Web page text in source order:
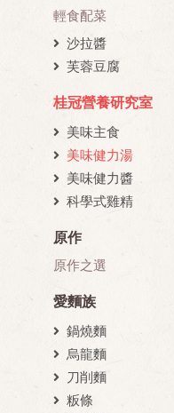
輕食配菜
沙拉醬
芙蓉豆腐
桂冠營養研究室
美味主食
美味健力湯
美味健力醬
科學式雞精
原作
原作之選
愛麵族
鍋燒麵
烏龍麵
刀削麵
粄條